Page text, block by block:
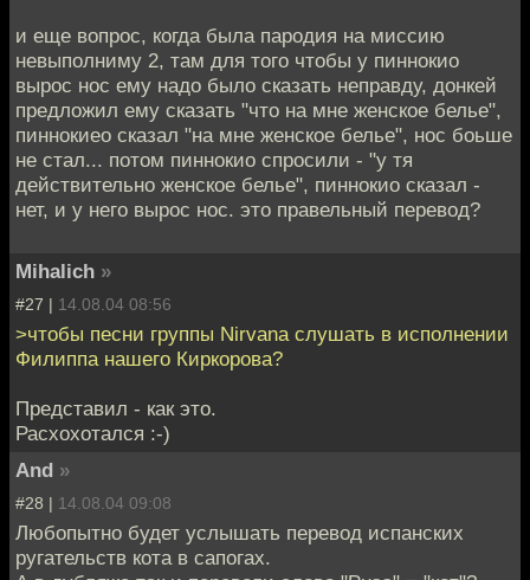
и еще вопрос, когда была пародия на миссию
невыполниму 2, там для того чтобы у пиннокио
вырос нос ему надо было сказать неправду, донкей
предложил ему сказать "что на мне женское белье",
пиннокиео сказал "на мне женское белье", нос боьше
не стал... потом пиннокио спросили - "у тя
действительно женское белье", пиннокио сказал -
нет, и у него вырос нос. это правельный перевод?
Mihalich »
#27 | 14.08.04 08:56
>чтобы песни группы Nirvana слушать в исполнении
Филиппа нашего Киркорова?
Представил - как это.
Расхохотался :-)
And »
#28 | 14.08.04 09:08
Любопытно будет услышать перевод испанских
ругательств кота в сапогах.